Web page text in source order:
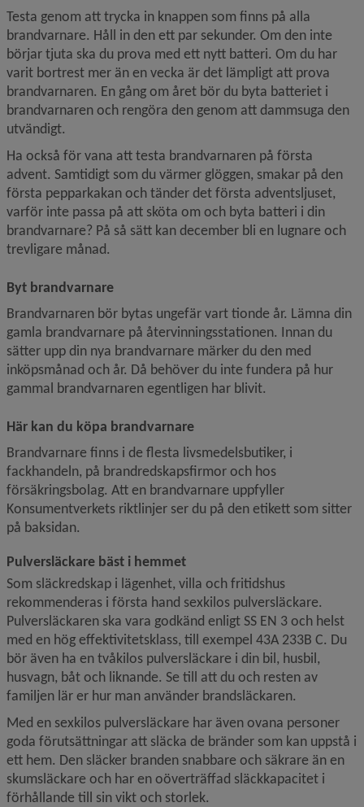
Testa genom att trycka in knappen som finns på alla
brandvarnare. Håll in den ett par sekunder. Om den inte
börjar tjuta ska du prova med ett nytt batteri. Om du har
varit bortrest mer än en vecka är det lämpligt att prova
brand­varnaren. En gång om året bör du byta batteriet i
brandvarnaren och rengöra den genom att dammsuga den
utvändigt.
Ha också för vana att testa brandvarnaren på första
advent. Samtidigt som du värmer glöggen, smakar på den
första pepparkakan och tänder det första adventsljuset,
varför inte passa på att sköta om och byta batteri i din
brand­varnare? På så sätt kan december bli en lugnare och
trevligare månad.
Byt brandvarnare
Brandvarnaren bör bytas ungefär vart tionde år. Lämna din
gamla brandvarnare på återvinningsstationen. Innan du
sätter upp din nya brandvarnare märker du den med
inköpsmånad och år. Då behöver du inte fundera på hur
gammal brandvarnaren egentligen har blivit.
Här kan du köpa brandvarnare
Brandvarnare finns i de flesta livsmedelsbutiker, i
fackhandeln, på brandredskapsfirmor och hos
försäkringsbolag. Att en brandvarnare uppfyller
Konsumentverkets riktlinjer ser du på den etikett som sitter
på baksidan.
Pulversläckare bäst i hemmet
Som släckredskap i lägenhet, villa och fritidshus
rekommenderas i första hand sexkilos pulversläckare.
Pulver­släckaren ska vara godkänd enligt SS EN 3 och helst
med en hög effektivitetsklass, till exempel 43A 233B C. Du
bör även ha en tvåkilos pulversläckare i din bil, husbil,
husvagn, båt och liknande. Se till att du och resten av
familjen lär er hur man använder brandsläckaren.
Med en sexkilos pulversläckare har även ovana personer
goda förutsättningar att släcka de bränder som kan uppstå i
ett hem. Den släcker branden snabbare och säkrare än en
skumsläckare och har en oöverträffad släckkapacitet i
förhållande till sin vikt och storlek.